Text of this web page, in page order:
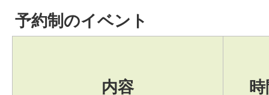
予約制のイベント
内容